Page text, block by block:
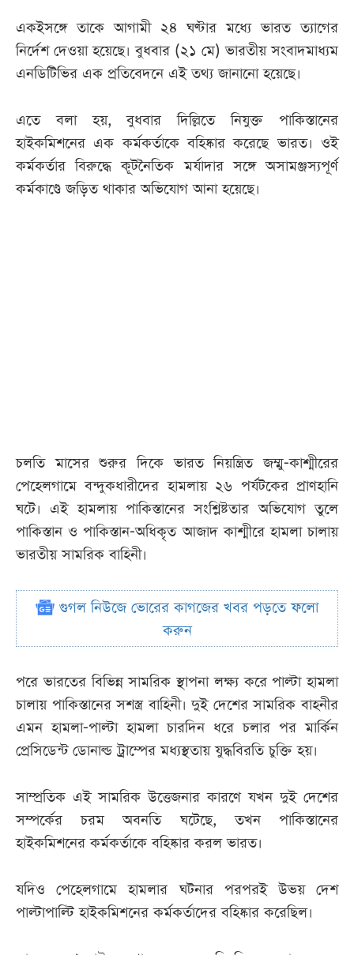
পেপার
একইসঙ্গে তাকে আগামী ২৪ ঘণ্টার মধ্যে ভারত ত্যাগের
নির্দেশ দেওয়া হয়েছে। বুধবার (২১ মে) ভারতীয় সংবাদমাধ্যম
এনডিটিভির এক প্রতিবেদনে এই তথ্য জানানো হয়েছে।
এতে বলা হয়, বুধবার দিল্লিতে নিযুক্ত পাকিস্তানের
হাইকমিশনের এক কর্মকর্তাকে বহিষ্কার করেছে ভারত। ওই
কর্মকর্তার বিরুদ্ধে কূটনৈতিক মর্যাদার সঙ্গে অসামঞ্জস্যপূর্ণ
কর্মকাণ্ডে জড়িত থাকার অভিযোগ আনা হয়েছে।
চলতি মাসের শুরুর দিকে ভারত নিয়ন্ত্রিত জম্মু-কাশ্মীরের
পেহেলগামে বন্দুকধারীদের হামলায় ২৬ পর্যটকের প্রাণহানি
ঘটে। এই হামলায় পাকিস্তানের সংশ্লিষ্টতার অভিযোগ তুলে
পাকিস্তান ও পাকিস্তান-অধিকৃত আজাদ কাশ্মীরে হামলা চালায়
ভারতীয় সামরিক বাহিনী।
গুগল নিউজে ভোরের কাগজের খবর পড়তে ফলো
করুন
পরে ভারতের বিভিন্ন সামরিক স্থাপনা লক্ষ্য করে পাল্টা হামলা
চালায় পাকিস্তানের সশস্ত্র বাহিনী। দুই দেশের সামরিক বাহনীর
এমন হামলা-পাল্টা হামলা চারদিন ধরে চলার পর মার্কিন
প্রেসিডেন্ট ডোনাল্ড ট্রাম্পের মধ্যস্থতায় যুদ্ধবিরতি চুক্তি হয়।
সাম্প্রতিক এই সামরিক উত্তেজনার কারণে যখন দুই দেশের
সম্পর্কের চরম অবনতি ঘটেছে, তখন পাকিস্তানের
হাইকমিশনের কর্মকর্তাকে বহিষ্কার করল ভারত।
যদিও পেহেলগামে হামলার ঘটনার পরপরই উভয় দেশ
পাল্টাপাল্টি হাইকমিশনের কর্মকর্তাদের বহিষ্কার করেছিল।